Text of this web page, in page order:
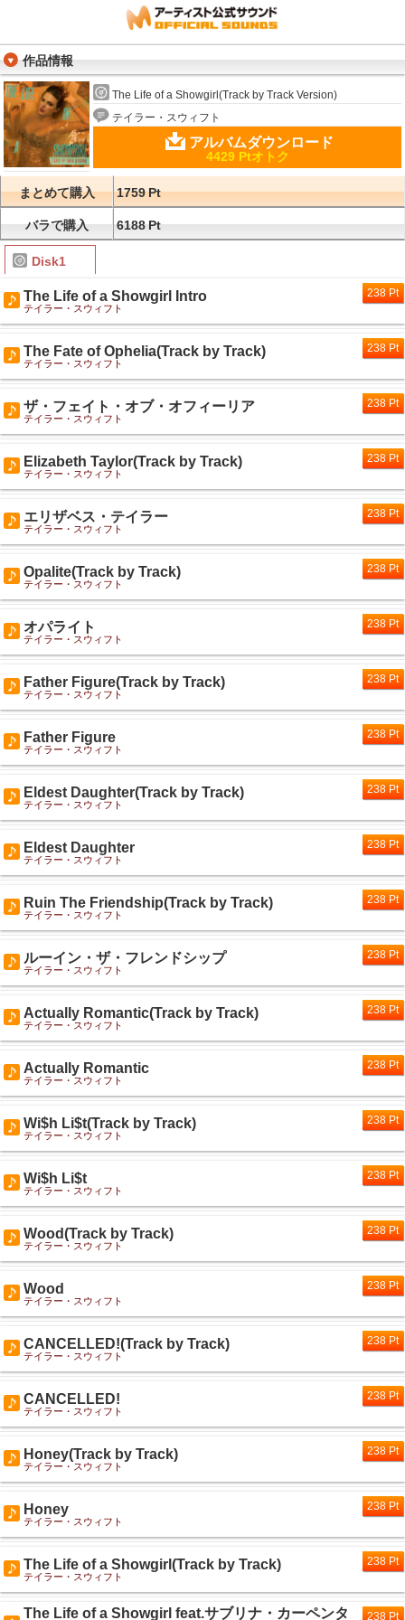
作品情報
The Life of a Showgirl(Track by Track Version)
テイラー・スウィフト
アルバムダウンロード
4429 Ptオトク
まとめて購入 1759Pt
バラで購入 6188Pt
Disk1
The Life of a Showgirl Intro
テイラー・スウィフト
238 Pt
The Fate of Ophelia(Track by Track)
テイラー・スウィフト
238 Pt
ザ・フェイト・オブ・オフィーリア
テイラー・スウィフト
238 Pt
Elizabeth Taylor(Track by Track)
テイラー・スウィフト
238 Pt
エリザベス・テイラー
テイラー・スウィフト
238 Pt
Opalite(Track by Track)
テイラー・スウィフト
238 Pt
オパライト
テイラー・スウィフト
238 Pt
Father Figure(Track by Track)
テイラー・スウィフト
238 Pt
Father Figure
テイラー・スウィフト
238 Pt
Eldest Daughter(Track by Track)
テイラー・スウィフト
238 Pt
Eldest Daughter
テイラー・スウィフト
238 Pt
Ruin The Friendship(Track by Track)
テイラー・スウィフト
238 Pt
ルーイン・ザ・フレンドシップ
テイラー・スウィフト
238 Pt
Actually Romantic(Track by Track)
テイラー・スウィフト
238 Pt
Actually Romantic
テイラー・スウィフト
238 Pt
Wi$h Li$t(Track by Track)
テイラー・スウィフト
238 Pt
Wi$h Li$t
テイラー・スウィフト
238 Pt
Wood(Track by Track)
テイラー・スウィフト
238 Pt
Wood
テイラー・スウィフト
238 Pt
CANCELLED!(Track by Track)
テイラー・スウィフト
238 Pt
CANCELLED!
テイラー・スウィフト
238 Pt
Honey(Track by Track)
テイラー・スウィフト
238 Pt
Honey
テイラー・スウィフト
238 Pt
The Life of a Showgirl(Track by Track)
テイラー・スウィフト
238 Pt
The Life of a Showgirl feat.サブリナ・カーペンタ 238 Pt